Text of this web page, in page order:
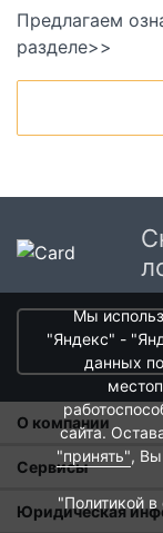
Предлагаем
разделе>>
О компании
О нас
Магазины
Сервисы
Оплата и тарифы
Юридическая
Мы
"Яндекс" -
данных
сайта.
"принять", Вы
"Политикой